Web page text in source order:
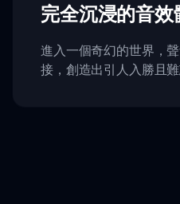
完全沉浸的音效
進入一個奇幻的世界，
接，創造出引人入勝且難